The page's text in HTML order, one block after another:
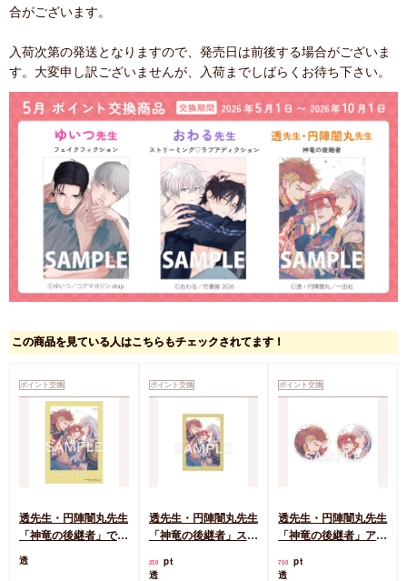
合がございます。
入荷次第の発送となりますので、発売日は前後する場合がございま
す。大変申し訳ございませんが、入荷までしばらくお待ち下さい。
この商品を見ている人はこちらもチェックされてます！
ポイント交換
透先生・円陣闇丸先生
「神竜の後継者」でか
チェキ風カード
透
ポイント交換
透先生・円陣闇丸先生
「神竜の後継者」ステ
250 pt
透
ポイント交換
透先生・円陣闇丸先生
「神竜の後継者」アク
（2個セット）
700 pt
透